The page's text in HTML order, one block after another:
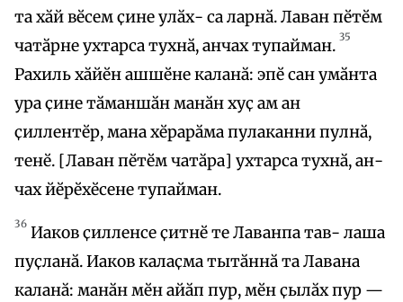
та хӑй вӗсем ҫине улӑх- са ларнӑ. Лаван пӗтӗм
чатӑрне ухтарса тухнӑ, анчах тупайман. 35
Рахиль хӑйӗн ашшӗне каланӑ: эпӗ сан умӑнта
ура ҫине тӑманшӑн манӑн хуҫ ам ан
ҫиллентӗр, мана хӗрарӑма пулаканни пулнӑ,
тенӗ. [Лаван пӗтӗм чатӑра] ухтарса тухнӑ, ан-
чах йӗрӗхӗсене тупайман.
36 Иаков ҫилленсе ҫитнӗ те Лаванпа тав- лаша
пуҫланӑ. Иаков калаҫма тытӑннӑ та Лавана
каланӑ: манӑн мӗн айӑп пур, мӗн ҫылӑх пур —